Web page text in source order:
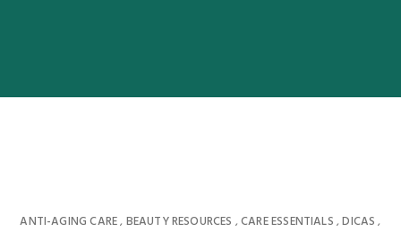
ANTI-AGING CARE, BEAUTY RESOURCES ,CARE ESSENTIALS ,DICAS ,